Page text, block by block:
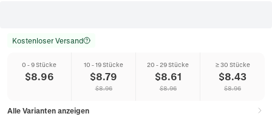
Kostenloser Versand
0 - 9 Stücke
$8.96
10 - 19 Stücke
$8.79
$8.96
20 - 29 Stücke
$8.61
$8.96
≥ 30 Stücke
$8.43
$8.96
Alle Varianten anzeigen